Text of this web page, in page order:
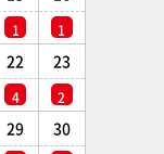
1 1
22
4
23
2
29 30